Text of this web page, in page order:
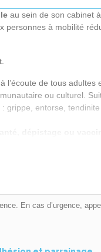
au sein de son cabinet
personnes à mobilité
l’écoute de tous adultes
ou culturel.
grippe, entorse,
poids, signes
contacter la secrétaire
En cas d’urgence,